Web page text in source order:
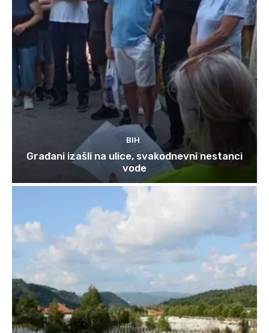
BIH
Građani izašli na ulice, svakodnevni nestanci
vode